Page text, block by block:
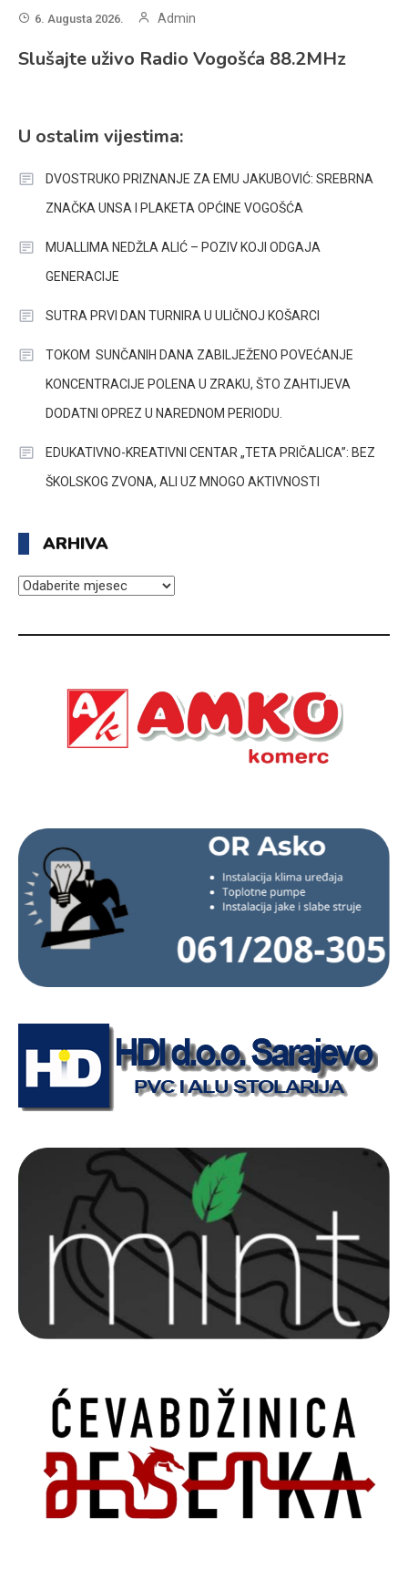
6. Augusta 2026. Admin
Slušajte uživo Radio Vogošća 88.2MHz
U ostalim vijestima:
DVOSTRUKO PRIZNANJE ZA EMU JAKUBOVIĆ: SREBRNA
ZNAČKA UNSA I PLAKETA OPĆINE VOGOŠĆA
MUALLIMA NEDŽLA ALIĆ – POZIV KOJI ODGAJA
GENERACIJE
SUTRA PRVI DAN TURNIRA U ULIČNOJ KOŠARCI
TOKOM SUNČANIH DANA ZABILJEŽENO POVEĆANJE
KONCENTRACIJE POLENA U ZRAKU, ŠTO ZAHTIJEVA
DODATNI OPREZ U NAREDNOM PERIODU.
EDUKATIVNO-KREATIVNI CENTAR „TETA PRIČALICA”: BEZ
ŠKOLSKOG ZVONA, ALI UZ MNOGO AKTIVNOSTI
ARHIVA
ARHIVA